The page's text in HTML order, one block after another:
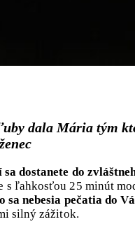
dala Mária tým
dostanete do
s ľahkosťou 25 minút
sa nebesia pečatia do
silný zážitok.